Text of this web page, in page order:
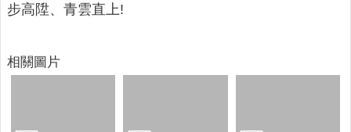
民
交
流
步高陞、青雲直上!
相關圖片